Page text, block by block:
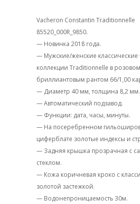
Vacheron Constantin Traditionnelle
85520_000R_9850.
— Новинка 2018 года.
— Мужские/женские классические
коллекции Traditionnelle в
бриллиантовым рантом 66/1,00
— Диаметр 40 мм, толщина 8,2 мм.
— Автоматический подзавод.
— Функции: дата, часы, минуты.
— На посеребренном
циферблате золотые индексы и
— Задняя крышка прозрачная с
стеклом.
— Кожа коричневая кроко с
золотой застежкой.
— Водонепроницаемость 30м.